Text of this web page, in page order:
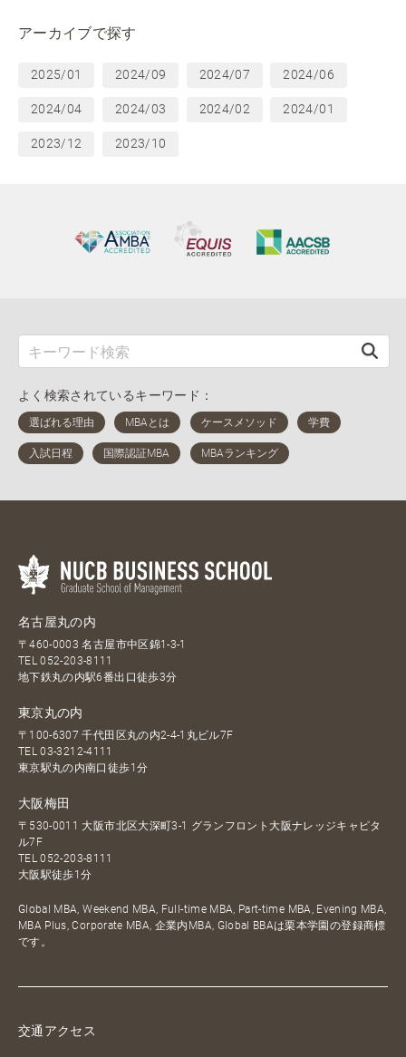
アーカイブで探す
2025/01 2024/09 2024/07 2024/06
2024/04 2024/03 2024/02 2024/01
2023/12 2023/10
よく検索されているキーワード：
名古屋丸の内
〒460-0003 名古屋市中区錦1-3-1
TEL052-203-8111
地下鉄丸の内駅6番出口徒歩3分
東京丸の内
〒100-6307 千代田区丸の内2-4-1丸ビル7F
TEL03-3212-4111
東京駅丸の内南口徒歩1分
大阪梅田
〒530-0011 大阪市北区大深町3-1 グランフロント大阪ナレッジキャピタ
ル7F
TEL052-203-8111
大阪駅徒歩1分
Global MBA, Weekend MBA, Full-time MBA, Part-time MBA, Evening MBA,
MBA Plus, Corporate MBA, 企業内MBA, Global BBAは栗本学園の登録商標
です。
交通アクセス